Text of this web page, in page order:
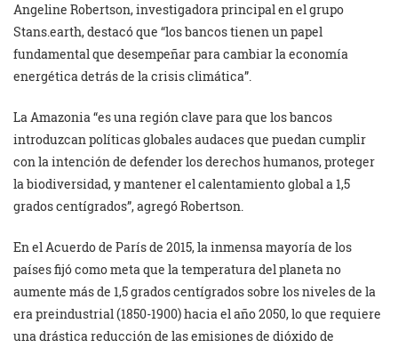
Angeline Robertson, investigadora principal en el grupo
Stans.earth, destacó que “los bancos tienen un papel
fundamental que desempeñar para cambiar la economía
energética detrás de la crisis climática”.
La Amazonia “es una región clave para que los bancos
introduzcan políticas globales audaces que puedan cumplir
con la intención de defender los derechos humanos, proteger
la biodiversidad, y mantener el calentamiento global a 1,5
grados centígrados”, agregó Robertson.
En el Acuerdo de París de 2015, la inmensa mayoría de los
países fijó como meta que la temperatura del planeta no
aumente más de 1,5 grados centígrados sobre los niveles de la
era preindustrial (1850-1900) hacia el año 2050, lo que requiere
una drástica reducción de las emisiones de dióxido de